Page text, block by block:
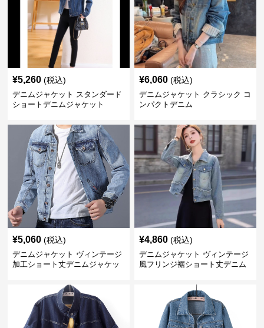
¥5,260 (税込)
デニムジャケット スタンダード
ショートデニムジャケット
¥6,060 (税込)
デニムジャケット クラシック コ
ンパクトデニム
¥5,060 (税込)
デニムジャケット ヴィンテージ
加工ショート丈デニムジャケッ
¥4,860 (税込)
デニムジャケット ヴィンテージ
風フリンジ裾ショート丈デニム